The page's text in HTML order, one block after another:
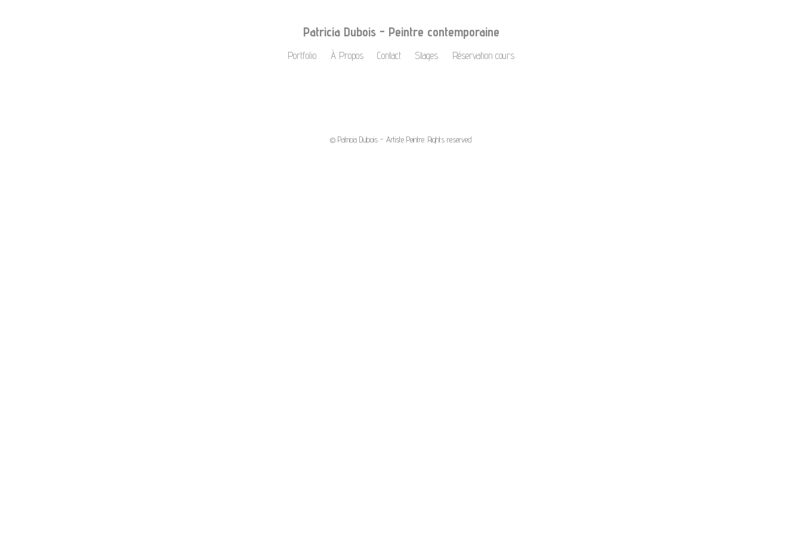
Patricia Dubois - Peintre contemporaine
Portfolio À Propos Contact Stages Réservation cours
© Patricia Dubois - Artiste Peintre. Rights reserved